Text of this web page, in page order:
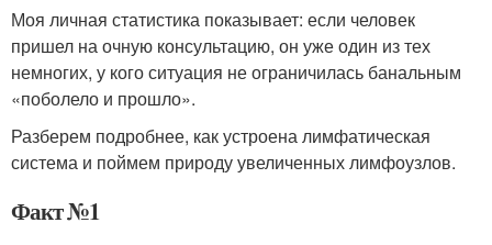
Моя личная статистика показывает: если человек
пришел на очную консультацию, он уже один из тех
немногих, у кого ситуация не ограничилась банальным
«поболело и прошло».
Разберем подробнее, как устроена лимфатическая
система и поймем природу увеличенных лимфоузлов.
Факт №1